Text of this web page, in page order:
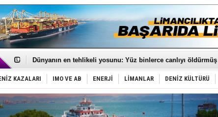
SOCAR da MSC Tiger’a katıldı!
Dünyanın en tehlikeli yosunu: Yüz binlerce canlıyı öldürmüş
Hürmüz’de bekleyen gemiler biyolojik bombaya dönüşüyor
Rusya'nın gizli filosu büyüyor!
Keşfedildi: En büyük Mercan Ormanı!
D-Marin, Avrupa'nın tekne fuarlarına çıkarma yapacak
Van’da inşa edilen teknelere yoğun talep var
ASEAN ilk P&I Sigorta Kulübünü kurmaya hazırlanıyor
KAZALARI IMO VE AB ENERJİ LİMANLAR DENİZ KÜLTÜRÜ